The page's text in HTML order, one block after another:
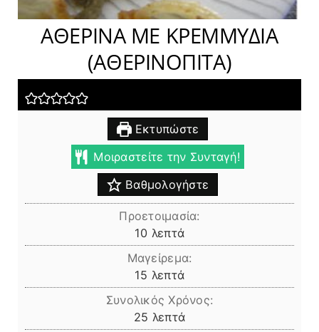
ΑΘΕΡΙΝΑ ΜΕ ΚΡΕΜΜΥΔΙΑ
(ΑΘΕΡΙΝΟΠΙΤΑ)
Εκτυπώστε
Μοιραστείτε την Συνταγή!
Βαθμολογήστε
Προετοιμασία:
10 λεπτά
λεπτά
Μαγείρεμα:
15 λεπτά
λεπτά
Συνολικός Χρόνος:
25 λεπτά
λεπτά